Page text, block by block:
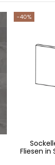
-40%
Fliesen in